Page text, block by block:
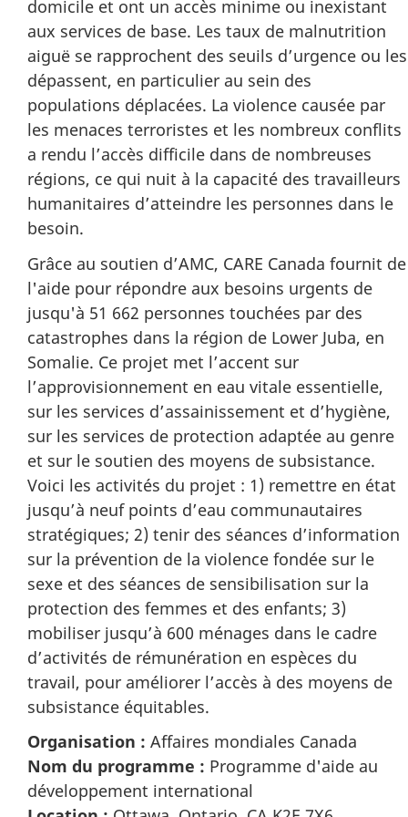
domicile et ont un accès minime ou inexistant
aux services de base. Les taux de malnutrition
aiguë se rapprochent des seuils d’urgence ou les
dépassent, en particulier au sein des
populations déplacées. La violence causée par
les menaces terroristes et les nombreux conflits
a rendu l’accès difficile dans de nombreuses
régions, ce qui nuit à la capacité des travailleurs
humanitaires d’atteindre les personnes dans le
besoin.
Grâce au soutien d’AMC, CARE Canada fournit de
l'aide pour répondre aux besoins urgents de
jusqu'à 51 662 personnes touchées par des
catastrophes dans la région de Lower Juba, en
Somalie. Ce projet met l’accent sur
l’approvisionnement en eau vitale essentielle,
sur les services d’assainissement et d’hygiène,
sur les services de protection adaptée au genre
et sur le soutien des moyens de subsistance.
Voici les activités du projet : 1) remettre en état
jusqu’à neuf points d’eau communautaires
stratégiques; 2) tenir des séances d’information
sur la prévention de la violence fondée sur le
sexe et des séances de sensibilisation sur la
protection des femmes et des enfants; 3)
mobiliser jusqu’à 600 ménages dans le cadre
d’activités de rémunération en espèces du
travail, pour améliorer l’accès à des moyens de
subsistance équitables.
Organisation : Affaires mondiales Canada
Nom du programme : Programme d'aide au
développement international